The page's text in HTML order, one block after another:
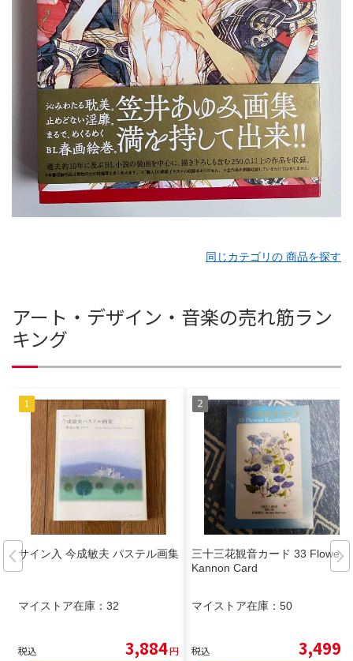
同じカテゴリの 商品を探す
アート・デザイン・音楽の売れ筋ラン
キング
サイン入 今成敏夫 パステル画集
マイストア在庫： 32
税込 3,884円
三十三花観音カード 33 Flower
Kannon Card
マイストア在庫： 50
税込 3,499